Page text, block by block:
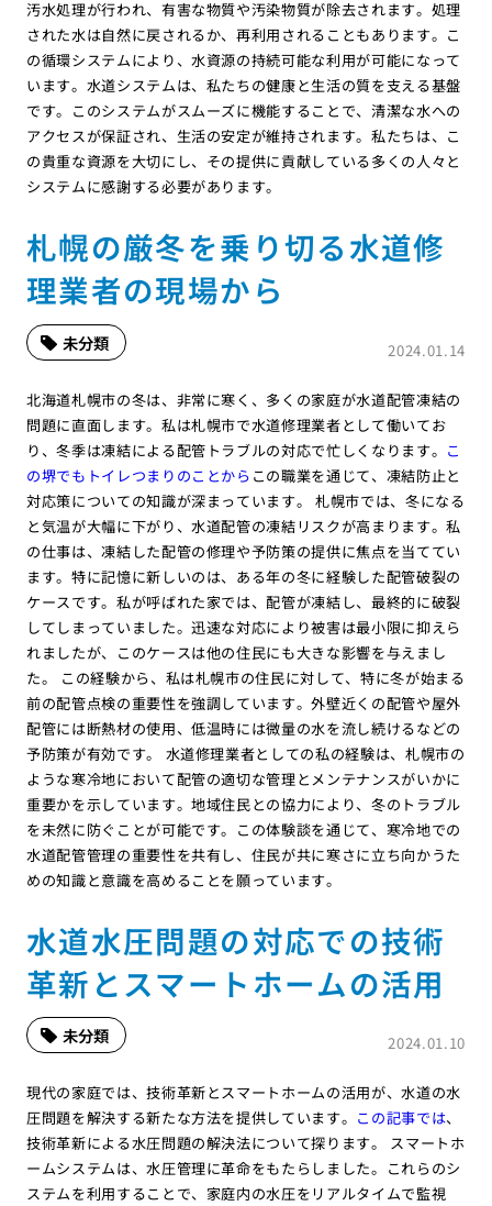
汚水処理が行われ、有害な物質や汚染物質が除去されます。処理
された水は自然に戻されるか、再利用されることもあります。こ
の循環システムにより、水資源の持続可能な利用が可能になって
います。水道システムは、私たちの健康と生活の質を支える基盤
です。このシステムがスムーズに機能することで、清潔な水への
アクセスが保証され、生活の安定が維持されます。私たちは、こ
の貴重な資源を大切にし、その提供に貢献している多くの人々と
システムに感謝する必要があります。
札幌の厳冬を乗り切る水道修
理業者の現場から
2024.01.14
未分類
北海道札幌市の冬は、非常に寒く、多くの家庭が水道配管凍結の
問題に直面します。私は札幌市で水道修理業者として働いてお
り、冬季は凍結による配管トラブルの対応で忙しくなります。 こ
の堺でもトイレつまりのことから この職業を通じて、凍結防止と
対応策についての知識が深まっています。 札幌市では、冬になる
と気温が大幅に下がり、水道配管の凍結リスクが高まります。私
の仕事は、凍結した配管の修理や予防策の提供に焦点を当ててい
ます。特に記憶に新しいのは、ある年の冬に経験した配管破裂の
ケースです。私が呼ばれた家では、配管が凍結し、最終的に破裂
してしまっていました。迅速な対応により被害は最小限に抑えら
れましたが、このケースは他の住民にも大きな影響を与えまし
た。 この経験から、私は札幌市の住民に対して、特に冬が始まる
前の配管点検の重要性を強調しています。外壁近くの配管や屋外
配管には断熱材の使用、低温時には微量の水を流し続けるなどの
予防策が有効です。 水道修理業者としての私の経験は、札幌市の
ような寒冷地において配管の適切な管理とメンテナンスがいかに
重要かを示しています。地域住民との協力により、冬のトラブル
を未然に防ぐことが可能です。この体験談を通じて、寒冷地での
水道配管管理の重要性を共有し、住民が共に寒さに立ち向かうた
めの知識と意識を高めることを願っています。
水道水圧問題の対応での技術
革新とスマートホームの活用
2024.01.10
未分類
現代の家庭では、技術革新とスマートホームの活用が、水道の水
圧問題を解決する新たな方法を提供しています。 この記事では、
技術革新による水圧問題の解決法について探ります。 スマートホ
ームシステムは、水圧管理に革命をもたらしました。これらのシ
ステムを利用することで、家庭内の水圧をリアルタイムで監視